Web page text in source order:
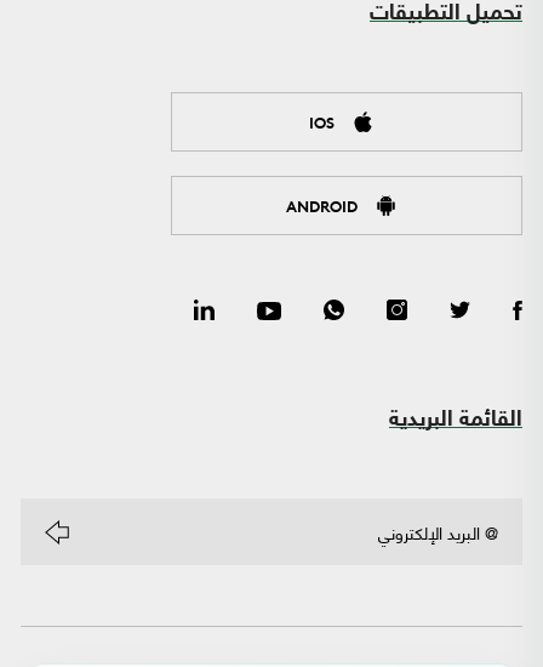
تحميل التطبيقات
IOS
ANDROID
القائمة البريدية